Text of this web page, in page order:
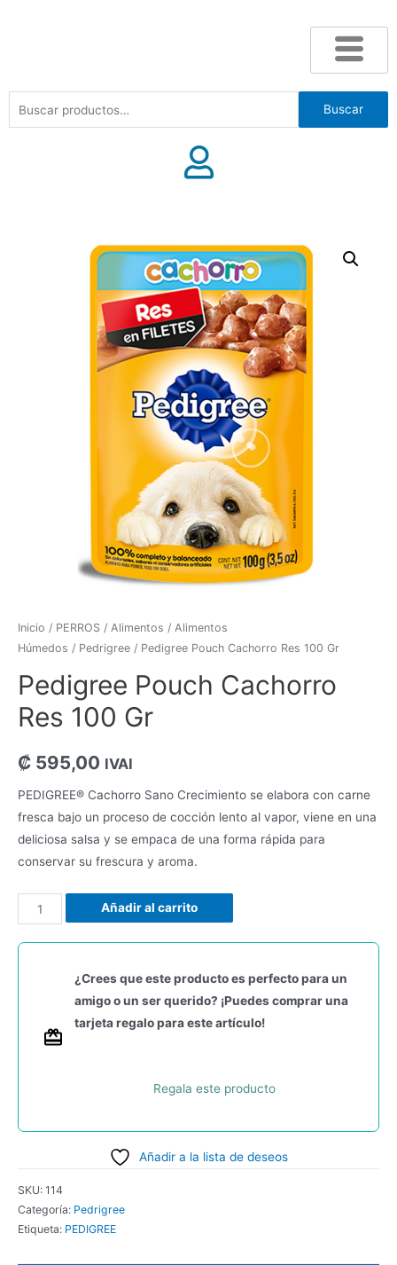
Buscar
Inicio / PERROS / Alimentos / Alimentos
Húmedos / Pedrigree / Pedigree Pouch Cachorro Res 100 Gr
Pedigree Pouch Cachorro
Res 100 Gr
₡ 595,00 IVAI
PEDIGREE® Cachorro Sano Crecimiento se elabora con carne
fresca bajo un proceso de cocción lento al vapor, viene en una
deliciosa salsa y se empaca de una forma rápida para
conservar su frescura y aroma.
Añadir al carrito
¿Crees que este producto es perfecto para un
amigo o un ser querido? ¡Puedes comprar una
tarjeta regalo para este artículo!
Regala este producto
Añadir a la lista de deseos
SKU: 114
Categoría: Pedrigree
Etiqueta: PEDIGREE